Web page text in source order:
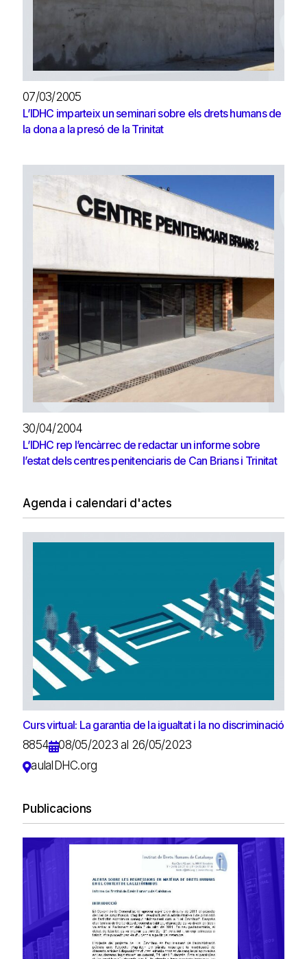
07/03/2005
L’IDHC imparteix un seminari sobre els drets humans de
la dona a la presó de la Trinitat
30/04/2004
L’IDHC rep l’encàrrec de redactar un informe sobre
l’estat dels centres penitenciaris de Can Brians i Trinitat
Agenda i calendari d'actes
Curs virtual: La garantia de la igualtat i la no discriminació
8854
08/05/2023 al 26/05/2023
aulaIDHC.org
Publicacions